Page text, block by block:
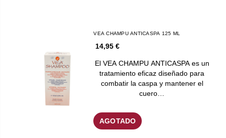
VEA CHAMPU ANTICASPA 125 ML
14,95 €
El VEA CHAMPU ANTICASPA es un
tratamiento eficaz diseñado para
combatir la caspa y mantener el
cuero…
AGOTADO